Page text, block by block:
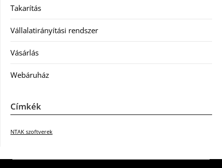
Takarítás
Vállalatirányítási rendszer
Vásárlás
Webáruház
Címkék
NTAK szoftverek